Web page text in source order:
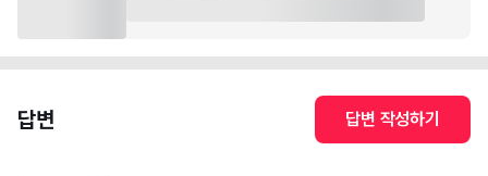
답변 답변 작성하기